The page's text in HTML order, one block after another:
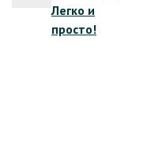
записям
Легко и
просто!